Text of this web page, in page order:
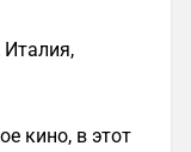
кино, в этот